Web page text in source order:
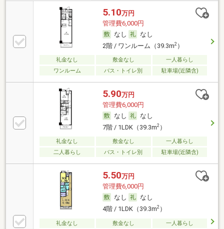
5.10万円
管理費6,000円
なし
なし
2階 / ワンルーム（39.3m2）
礼金なし 敷金なし
一人暮らし
ワンルーム
バス・トイレ別 駐車場(近隣含)
5.90万円
管理費6,000円
なし
なし
7階 / 1LDK（39.3m2）
礼金なし 敷金なし
一人暮らし
二人暮らし
バス・トイレ別 駐車場(近隣含)
5.50万円
管理費6,000円
なし
なし
4階 / 1LDK（39.3m2）
礼金なし 敷金なし
一人暮らし